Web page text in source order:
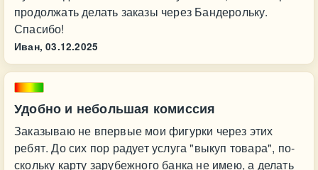
продолжать делать заказы через Бандерольку.
Спасибо!
Иван, 03.12.2025
Удобно и небольшая комиссия
Заказываю не впервые мои фигурки через этих
ребят. До сих пор радует услуга "выкуп товара", по-
скольку карту зарубежного банка не имею, а делать